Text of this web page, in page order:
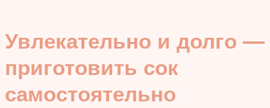
Увлекательно и долго —
приготовить сок
самостоятельно